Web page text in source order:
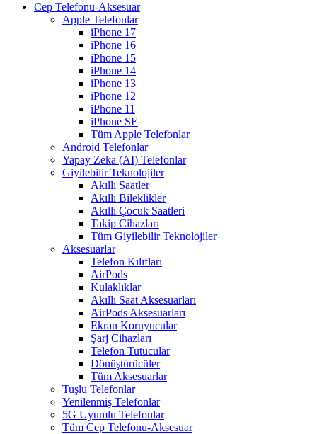
Cep Telefonu-Aksesuar
Apple Telefonlar
iPhone 17
iPhone 16
iPhone 15
iPhone 14
iPhone 13
iPhone 12
iPhone 11
iPhone SE
Tüm Apple Telefonlar
Android Telefonlar
Yapay Zeka (AI) Telefonlar
Giyilebilir Teknolojiler
Akıllı Saatler
Akıllı Bileklikler
Akıllı Çocuk Saatleri
Takip Cihazları
Tüm Giyilebilir Teknolojiler
Aksesuarlar
Telefon Kılıfları
AirPods
Kulaklıklar
Akıllı Saat Aksesuarları
AirPods Aksesuarları
Ekran Koruyucular
Şarj Cihazları
Telefon Tutucular
Dönüştürücüler
Tüm Aksesuarlar
Tuşlu Telefonlar
Yenilenmiş Telefonlar
5G Uyumlu Telefonlar
Tüm Cep Telefonu-Aksesuar